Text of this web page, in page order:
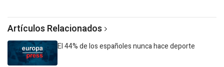
Artículos Relacionados
El 44% de los españoles nunca hace deporte